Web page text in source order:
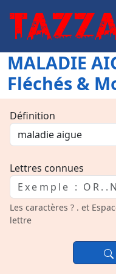
MALADIE
Fléchés &
Définition
Lettres connues
Les caractères ? . et
lettre